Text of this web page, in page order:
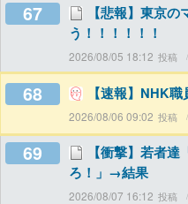
67
【悲報】東京
う！！！！！！
2026/08/05 18:12
68 【速報】NHK
2026/08/06 09:02
69
【衝撃】若者
ろ！」→結果
2026/08/07 16:12